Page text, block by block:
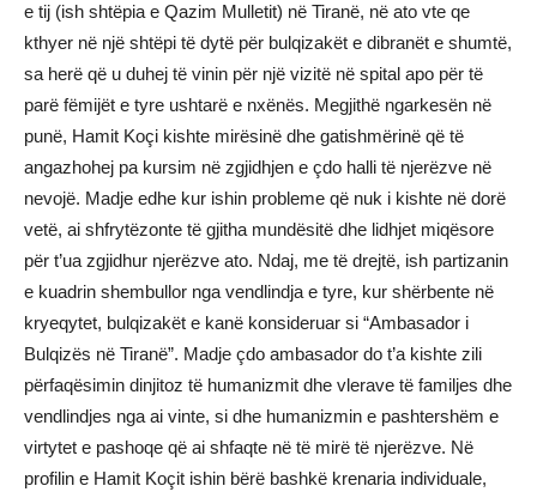
e tij (ish shtëpia e Qazim Mulletit) në Tiranë, në ato vte qe
kthyer në një shtëpi të dytë për bulqizakët e dibranët e shumtë,
sa herë që u duhej të vinin për një vizitë në spital apo për të
parë fëmijët e tyre ushtarë e nxënës. Megjithë ngarkesën në
punë, Hamit Koçi kishte mirësinë dhe gatishmërinë që të
angazhohej pa kursim në zgjidhjen e çdo halli të njerëzve në
nevojë. Madje edhe kur ishin probleme që nuk i kishte në dorë
vetë, ai shfrytëzonte të gjitha mundësitë dhe lidhjet miqësore
për t’ua zgjidhur njerëzve ato. Ndaj, me të drejtë, ish partizanin
e kuadrin shembullor nga vendlindja e tyre, kur shërbente në
kryeqytet, bulqizakët e kanë konsideruar si “Ambasador i
Bulqizës në Tiranë”. Madje çdo ambasador do t’a kishte zili
përfaqësimin dinjitoz të humanizmit dhe vlerave të familjes dhe
vendlindjes nga ai vinte, si dhe humanizmin e pashtershëm e
virtytet e pashoqe që ai shfaqte në të mirë të njerëzve. Në
profilin e Hamit Koçit ishin bërë bashkë krenaria individuale,